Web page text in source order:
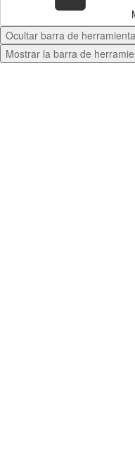
Ocultar barra de
Mostrar la barra de